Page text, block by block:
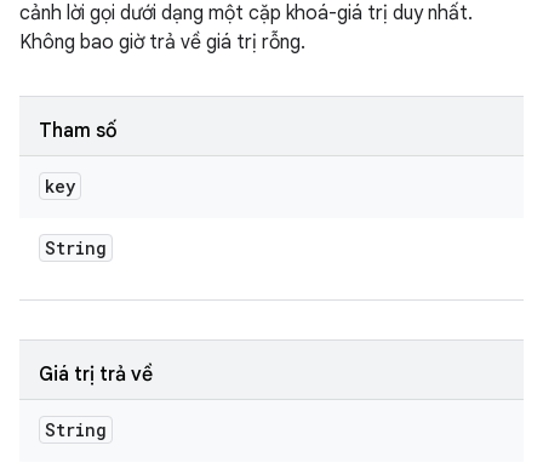
cảnh lời gọi dưới dạng một cặp khoá-giá trị duy nhất.
Không bao giờ trả về giá trị rỗng.
Tham số
key
String
Giá trị trả về
String